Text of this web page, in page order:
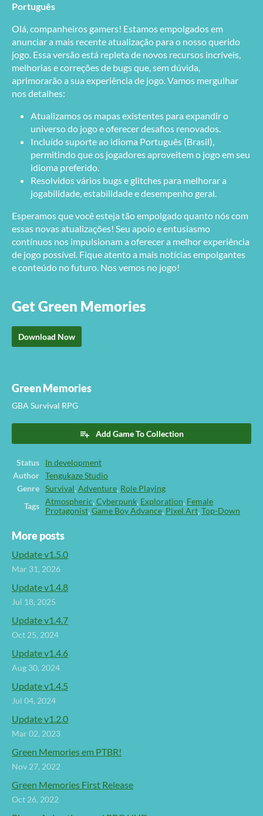
Português
Olá, companheiros gamers! Estamos empolgados em
anunciar a mais recente atualização para o nosso querido
jogo. Essa versão está repleta de novos recursos incríveis,
melhorias e correções de bugs que, sem dúvida,
aprimorarão a sua experiência de jogo. Vamos mergulhar
nos detalhes:
Atualizamos os mapas existentes para expandir o
universo do jogo e oferecer desafios renovados.
Incluído suporte ao idioma Português (Brasil),
permitindo que os jogadores aproveitem o jogo em seu
idioma preferido.
Resolvidos vários bugs e glitches para melhorar a
jogabilidade, estabilidade e desempenho geral.
Esperamos que você esteja tão empolgado quanto nós com
essas novas atualizações! Seu apoio e entusiasmo
contínuos nos impulsionam a oferecer a melhor experiência
de jogo possível. Fique atento a mais notícias empolgantes
e conteúdo no futuro. Nos vemos no jogo!
Get Green Memories
Download Now
Green Memories
GBA Survival RPG
Add Game To Collection
Status
In development
Author
Tengukaze Studio
Genre
Survival,Adventure, Role Playing
Tags
Atmospheric,Cyberpunk, Exploration, Female
Protagonist,Game Boy Advance, Pixel Art,Top-Down
More posts
Update v1.5.0
Mar 31, 2026
Update v1.4.8
Jul 18, 2025
Update v1.4.7
Oct 25, 2024
Update v1.4.6
Aug 30, 2024
Update v1.4.5
Jul 04, 2024
Update v1.2.0
Mar 02, 2023
Green Memories em PTBR!
Nov 27, 2022
Green Memories First Release
Oct 26, 2022